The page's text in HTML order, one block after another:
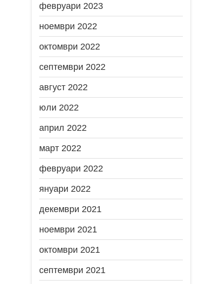
февруари 2023
ноември 2022
октомври 2022
септември 2022
август 2022
юли 2022
април 2022
март 2022
февруари 2022
януари 2022
декември 2021
ноември 2021
октомври 2021
септември 2021